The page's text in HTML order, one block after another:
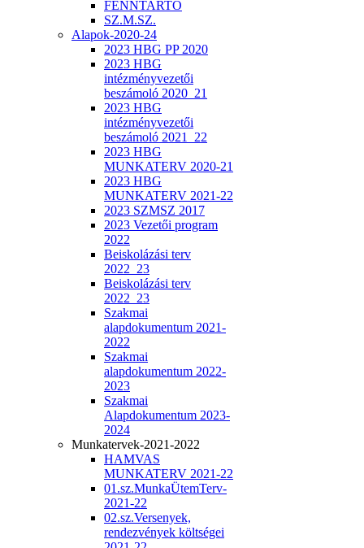
FENNTARTÓ
SZ.M.SZ.
Alapok-2020-24
2023 HBG PP 2020
2023 HBG
intézményvezetői
beszámoló 2020_21
2023 HBG
intézményvezetői
beszámoló 2021_22
2023 HBG
MUNKATERV 2020-21
2023 HBG
MUNKATERV 2021-22
2023 SZMSZ 2017
2023 Vezetői program
2022
Beiskolázási terv
2022_23
Beiskolázási terv
2022_23
Szakmai
alapdokumentum 2021-
2022
Szakmai
alapdokumentum 2022-
2023
Szakmai
Alapdokumentum 2023-
2024
Munkatervek-2021-2022
HAMVAS
MUNKATERV 2021-22
01.sz.MunkaÜtemTerv-
2021-22
02.sz.Versenyek,
rendezvények költségei